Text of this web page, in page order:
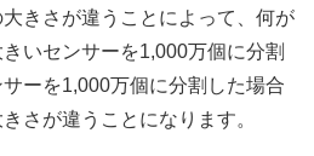
きさが違うことによって、何が
いセンサーを1,000万個に分割
ーを1,000万個に分割した場合
さが違うことになります。